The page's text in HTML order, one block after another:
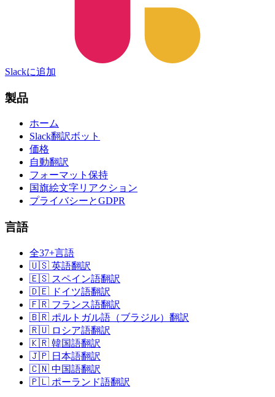
Slackに追加
製品
ホーム
Slack翻訳ボット
価格
自動翻訳
フォーマット保持
国旗絵文字リアクション
プライバシーとGDPR
言語
全37+言語
🇺🇸 英語翻訳
🇪🇸 スペイン語翻訳
🇩🇪 ドイツ語翻訳
🇫🇷 フランス語翻訳
🇧🇷 ポルトガル語（ブラジル）翻訳
🇷🇺 ロシア語翻訳
🇰🇷 韓国語翻訳
🇯🇵 日本語翻訳
🇨🇳 中国語翻訳
🇵🇱 ポーランド語翻訳